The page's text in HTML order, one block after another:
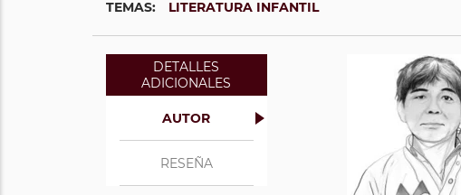
TEMAS: LITERATURA INFANTIL
DETALLES
ADICIONALES
AUTOR
RESEÑA